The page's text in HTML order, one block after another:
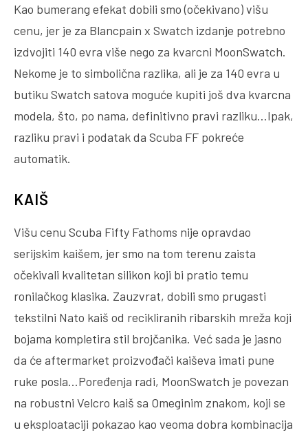
Kao bumerang efekat dobili smo (očekivano) višu
cenu, jer je za Blancpain x Swatch izdanje potrebno
izdvojiti 140 evra više nego za kvarcni MoonSwatch.
Nekome je to simbolična razlika, ali je za 140 evra u
butiku Swatch satova moguće kupiti još dva kvarcna
modela, što, po nama, definitivno pravi razliku…Ipak,
razliku pravi i podatak da Scuba FF pokreće
automatik.
KAIŠ
Višu cenu Scuba Fifty Fathoms nije opravdao
serijskim kaišem, jer smo na tom terenu zaista
očekivali kvalitetan silikon koji bi pratio temu
ronilačkog klasika. Zauzvrat, dobili smo prugasti
tekstilni Nato kaiš od recikliranih ribarskih mreža koji
bojama kompletira stil brojčanika. Već sada je jasno
da će aftermarket proizvođači kaiševa imati pune
ruke posla…Poređenja radi, MoonSwatch je povezan
na robustni Velcro kaiš sa Omeginim znakom, koji se
u eksploataciji pokazao kao veoma dobra kombinacija